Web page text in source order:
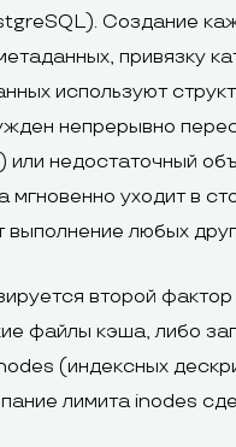
Создание
привязку
используют
непрерывно
недостаточный
мгновенно уходит в
выполнение любых
второй
файлы кэша, либо
(индексных
лимита inodes